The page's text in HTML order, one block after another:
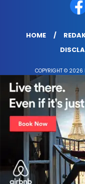
HOME
COPYRIGHT © 2026